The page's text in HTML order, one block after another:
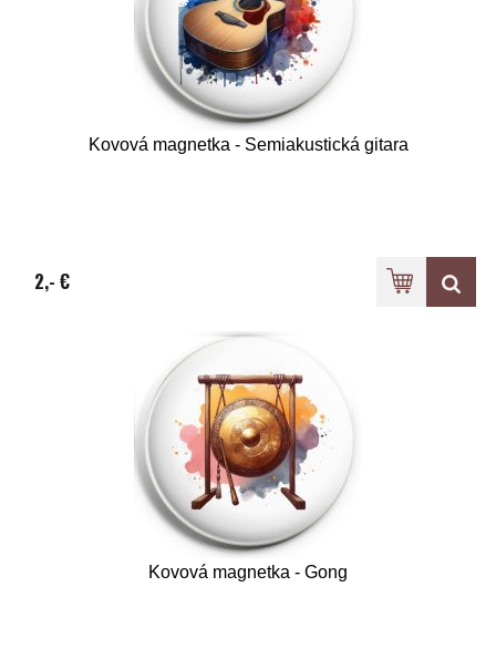
Kovová magnetka - Semiakustická gitara
2,- €
Kovová magnetka - Gong